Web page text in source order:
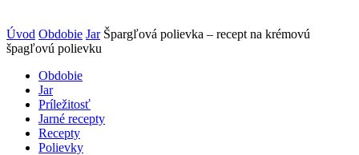
Úvod Obdobie Jar Špargľová polievka – recept na krémovú
špagľovú polievku
Obdobie
Jar
Príležitosť
Jarné recepty
Recepty
Polievky